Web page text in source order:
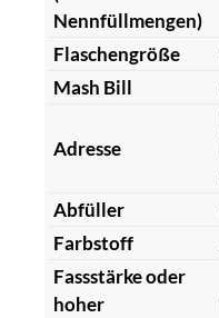
Nennfüllmengen)
Flaschengröße
Mash Bill
Adresse
Abfüller
Farbstoff
Fassstärke oder
hoher